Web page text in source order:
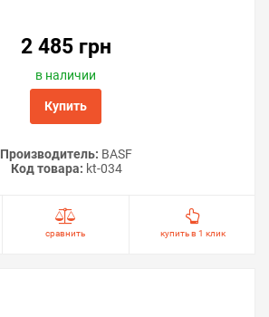
2 485 грн
в наличии
Купить
Производитель: BASF
Код товара: kt-034
сравнить купить в 1 клик